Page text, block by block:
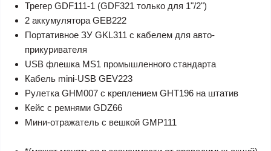
Трегер GDF111-1 (GDF321 только для 1"/2")
2 аккумулятора GEB222
Портативное ЗУ GKL311 с кабелем для авто-
прикуривателя
USB флешка MS1 промышленного стандарта
Кабель mini-USB GEV223
Рулетка GHM007 c креплением GHT196 на штатив
Кейс с ремнями GDZ66
Мини-отражатель с вешкой GMP111